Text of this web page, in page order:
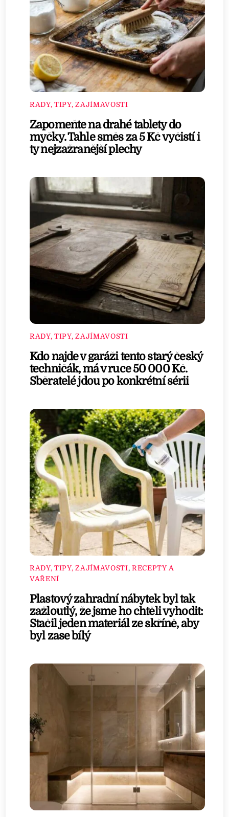
RADY, TIPY, ZAJÍMAVOSTI
Zapomeňte na drahé tablety do
myčky. Tahle směs za 5 Kč vyčistí i
ty nejzažranější plechy
RADY, TIPY, ZAJÍMAVOSTI
Kdo najde v garáži tento starý český
techničák, má v ruce 50 000 Kč.
Sběratelé jdou po konkrétní sérii
RADY, TIPY, ZAJÍMAVOSTI, RECEPTY A
VAŘENÍ
Plastový zahradní nábytek byl tak
zažloutlý, že jsme ho chtěli vyhodit:
Stačil jeden materiál ze skříně, aby
byl zase bílý